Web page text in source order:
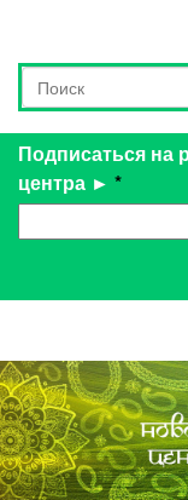
Форма
Подписаться на
центра ► *